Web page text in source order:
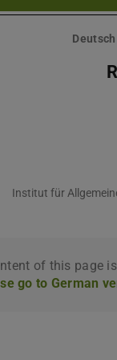
Deutsch
Institut für
of this page
go to German